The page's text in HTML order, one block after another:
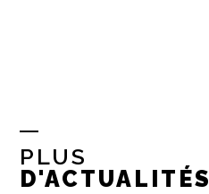
PLUS
D'ACTUALITÉS